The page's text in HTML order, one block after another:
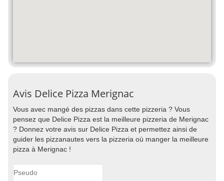
Avis Delice Pizza Merignac
Vous avec mangé des pizzas dans cette pizzeria ? Vous
pensez que Delice Pizza est la meilleure pizzeria de Merignac
? Donnez votre avis sur Delice Pizza et permettez ainsi de
guider les pizzanautes vers la pizzeria où manger la meilleure
pizza à Merignac !